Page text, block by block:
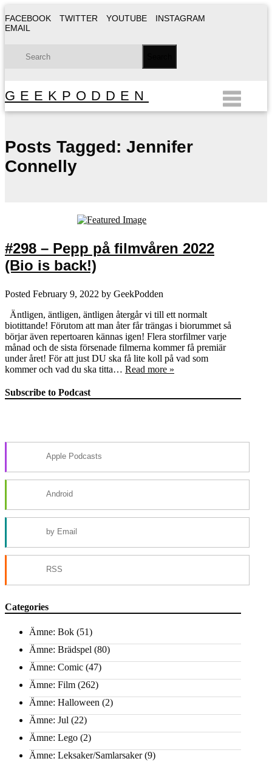
FACEBOOK TWITTER YOUTUBE
INSTAGRAM
EMAIL
GEEKPODDEN
Posts Tagged: Jennifer
Connelly
#298 – Pepp på filmvåren 2022
(Bio is back!)
Posted February 9, 2022 by GeekPodden
Äntligen, äntligen, äntligen återgår vi till ett normalt
biotittande! Förutom att man åter får trängas i biorummet så
börjar även repertoaren kännas igen! Flera storfilmer varje
månad och de sista försenade filmerna kommer få premiär
under året! För att just DU ska få lite koll på vad som
kommer och vad du ska titta… Read more »
Subscribe to Podcast
Apple Podcasts
Android
by Email
RSS
Categories
Ämne: Bok (51)
Ämne: Brädspel (80)
Ämne: Comic (47)
Ämne: Film (262)
Ämne: Halloween (2)
Ämne: Jul (22)
Ämne: Lego (2)
Ämne: Leksaker/Samlarsaker(9)